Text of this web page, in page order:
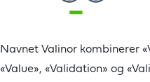
Navnet Valinor kombinerer
«Value», «Validation» og